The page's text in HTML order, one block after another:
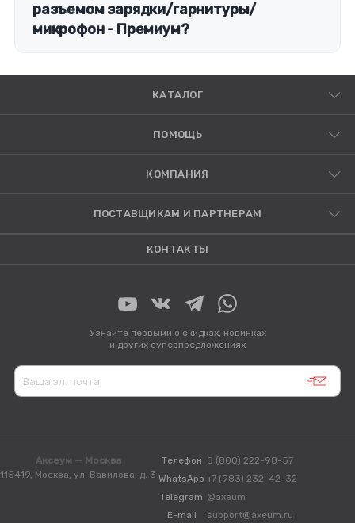
разъемом зарядки/гарнитуры/
микрофон - Премиум?
КАТАЛОГ
ПОМОЩЬ
КОМПАНИЯ
ПОСТАВЩИКАМ И ПАРТНЕРАМ
КОНТАКТЫ
Узнайте первыми о скидках, новинках
и других суперпредложениях
Аксеум — Москва
115419, Москва, ул. Вавилова, д. 3
Телефон 8 (800) 222-98-57
WhatsApp +7 (983) 232-42-32
Telegram @axeum
E-mail
support@axeum.ru